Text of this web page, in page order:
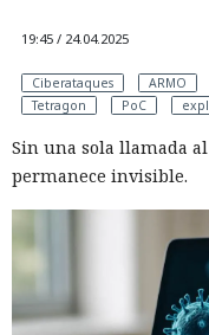
19:45 / 24.04.2025
Ciberataques ARMO
Tetragon
PoC
Sin una sola llamada
permanece invisible.